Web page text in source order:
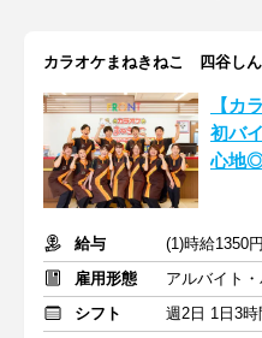
カラオケまねきねこ 四谷し
【カ
初バ
心地
給与
雇用形態
アルバイト・
シフト
週2日 1日3